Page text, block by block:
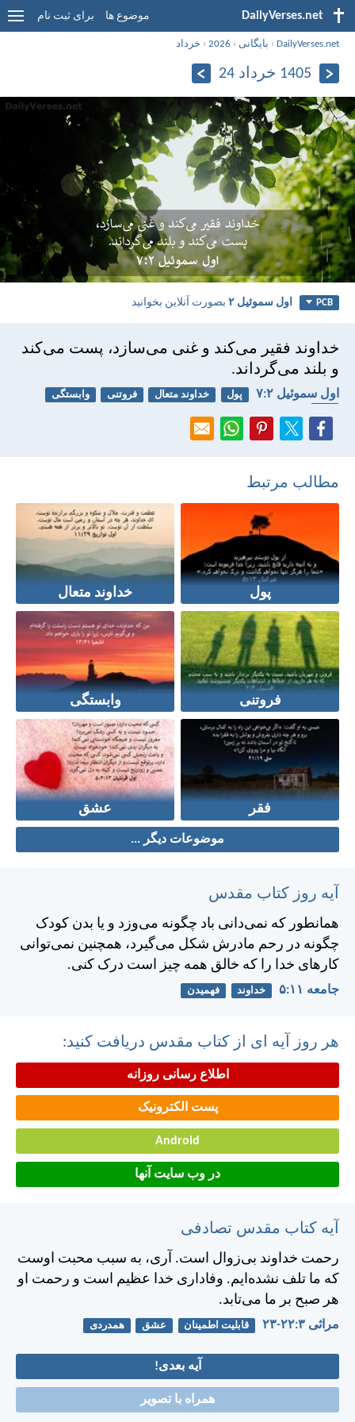
DailyVerses.net موضوع ها برای ثبت نام
DailyVerses.net
› بایگانی ›
2026
› خرداد
1405 خرداد 24
PCB اول سموئيل ۲ بصورت آنلاین بخوانید
خداوند فقير می‌كند و غنی می‌سازد، پست می‌كند
و بلند می‌گرداند.
اول سموئيل ۲:‏۷ پول خداوند متعال فروتنی
وابستگی
مطالب مرتبط
پول خداوند متعال
فروتنی وابستگی
فقر عشق
موضوعات دیگر ...
آیه روز کتاب مقدس
همانطور كه نمی‌دانی باد چگونه می‌وزد و يا بدن كودک
چگونه در رحم مادرش شكل می‌گيرد، همچنين نمی‌توانی
كارهای خدا را كه خالق همه چيز است درک كنی.
جامعه ۱۱:‏۵ خداوند فهمیدن
هر روز آیه ای از کتاب مقدس دریافت کنید:
اطلاع رسانی روزانه
پست الکترونیک
Android
در وب سایت آنها
آیه کتاب مقدس تصادفی
رحمت خداوند بی‌زوال است. آری، به سبب محبت اوست
كه ما تلف نشده‌ايم. وفاداری خدا عظيم است و رحمت او
هر صبح بر ما می‌تابد.
مراثی ۳:‏۲۲-‏۲۳ قابلیت اطمینان عشق همدردی
آیه بعدی!
همراه با تصویر